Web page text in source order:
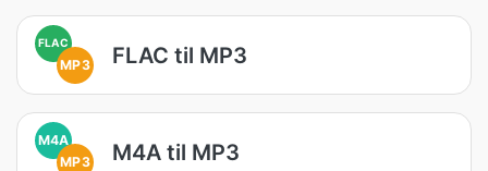
FLAC
MP3 FLAC til MP3
M4A
MP3
M4A til MP3